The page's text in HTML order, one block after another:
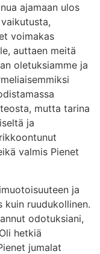
ajamaan ulos
voimakas
auttaen meitä
oletuksiamme ja
mutta tarina
ja
valmis Pienet
ja
kuin ruudukollinen.
odotuksiani,
hetkiä
jumalat